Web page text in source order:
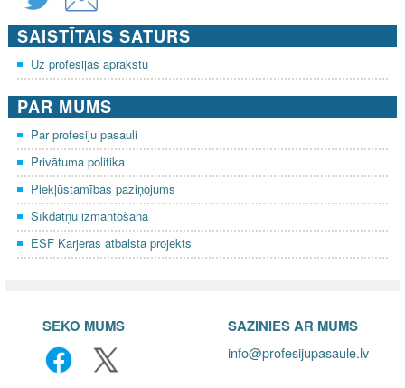
SAISTĪTAIS SATURS
Uz profesijas aprakstu
PAR MUMS
Par profesiju pasauli
Privātuma politika
Piekļūstamības paziņojums
Sīkdatņu izmantošana
ESF Karjeras atbalsta projekts
SEKO MUMS SAZINIES AR MUMS
info@profesijupasaule.lv